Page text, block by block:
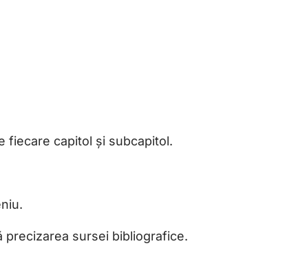
fiecare capitol și subcapitol.
precizarea sursei bibliografice.